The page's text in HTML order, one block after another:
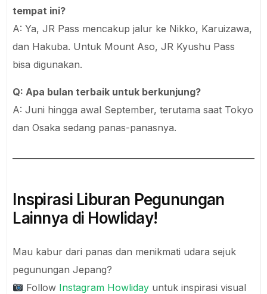
tempat ini?
A: Ya, JR Pass mencakup jalur ke Nikko, Karuizawa,
dan Hakuba. Untuk Mount Aso, JR Kyushu Pass
bisa digunakan.
Q: Apa bulan terbaik untuk berkunjung?
A: Juni hingga awal September, terutama saat Tokyo
dan Osaka sedang panas-panasnya.
Inspirasi Liburan Pegunungan
Lainnya di Howliday!
Mau kabur dari panas dan menikmati udara sejuk
pegunungan Jepang?
Follow Instagram Howliday untuk inspirasi visual